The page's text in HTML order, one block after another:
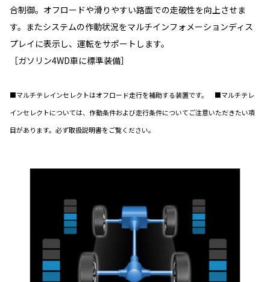
合制御。オフロードや滑りやすい路面での走破性を向上させま
す。またシステムの作動状況をマルチインフォメーションディス
プレイに表示し、運転をサポートします。
［ガソリン4WD車に標準装備］
■マルチテレインセレクトはオフロード走行を補助する装置です。 ■マルチテレ
インセレクトについては、作動条件および走行条件についてご注意いただきたい項
目があります。必ず取扱説明書をご覧ください。